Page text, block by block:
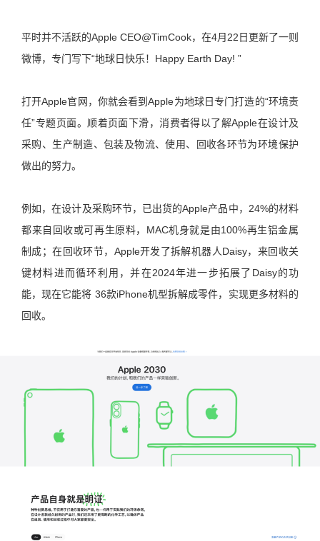
平时并不活跃的Apple CEO@TimCook，在4月22日更新了一则
微博，专门写下“地球日快乐！Happy Earth Day! ”
打开Apple官网，你就会看到Apple为地球日专门打造的“环境责
任”专题页面。顺着页面下滑，消费者得以了解Apple在设计及
采购、生产制造、包装及物流、使用、回收各环节为环境保护
做出的努力。
例如，在设计及采购环节，已出货的Apple产品中，24%的材料
都来自回收或可再生原料，MAC机身就是由100%再生铝金属
制成；在回收环节，Apple开发了拆解机器人Daisy，来回收关
键材料进而循环利用，并在2024年进一步拓展了Daisy的功
能，现在它能将 36款iPhone机型拆解成零件，实现更多材料的
回收。